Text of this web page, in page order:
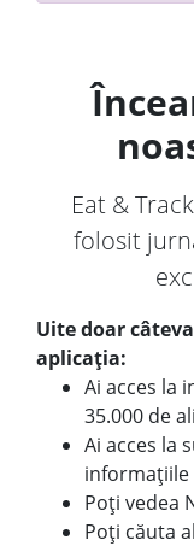
Eat &
folosit
Uite doar
aplicația:
Ai acces la
35.000 de
Ai acces la
Poți vedea
Poți căuta